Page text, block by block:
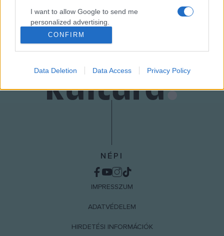
I want to allow Google to send me
personalized advertising.
I want to allow Google to enable storage
related to analytics like cookies on web or
related to functionality of the website or app.
I want to allow Google to enable storage
related to security, including authentication
functionality and fraud prevention, and other
CONFIRM
Data Deletion Data Access Privacy Policy
NÉPI
IMPRESSZUM
ADATVÉDELEM
HIRDETÉSI INFORMÁCIÓK